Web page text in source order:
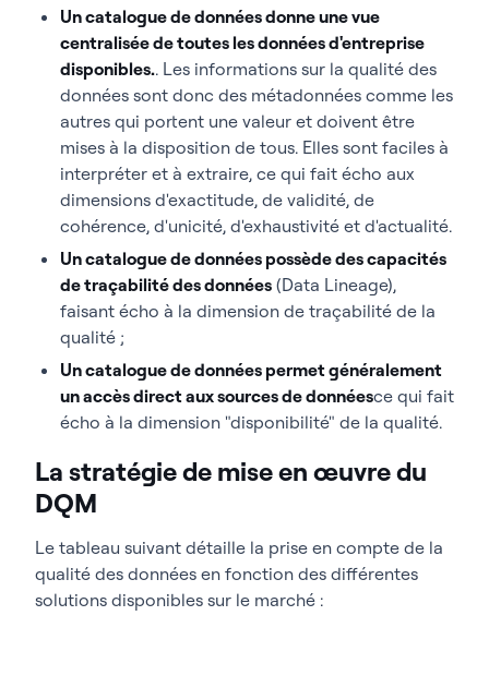
Un catalogue de données donne une vue
centralisée de toutes les données d'entreprise
disponibles.. Les informations sur la qualité des
données sont donc des métadonnées comme les
autres qui portent une valeur et doivent être
mises à la disposition de tous. Elles sont faciles à
interpréter et à extraire, ce qui fait écho aux
dimensions d'exactitude, de validité, de
cohérence, d'unicité, d'exhaustivité et d'actualité.
Un catalogue de données possède des capacités
de traçabilité des données (Data Lineage),
faisant écho à la dimension de traçabilité de la
qualité ;
Un catalogue de données permet généralement
un accès direct aux sources de donnéesce qui fait
écho à la dimension "disponibilité" de la qualité.
La stratégie de mise en œuvre du
DQM
Le tableau suivant détaille la prise en compte de la
qualité des données en fonction des différentes
solutions disponibles sur le marché :